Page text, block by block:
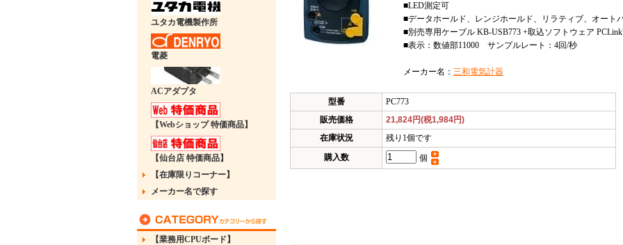
ユタカ電機製作所
電菱
ACアダプタ
【Webショップ 特価商品】
【仙台店 特価商品】
【在庫限りコーナー】
メーカー名で探す
【業務用CPUボード】
■LED測定可
■データホールド、レンジホールド、リラティブ、オート
■別売専用ケーブル KB-USB773 +取込ソフトウェア
■表示：数値部11000 サンプルレート：4回/秒
メーカー名： 三和電気計器
型番
PC773
販売価格
21,824円(税1,984円)
在庫状況
残り1個です
購入数
個